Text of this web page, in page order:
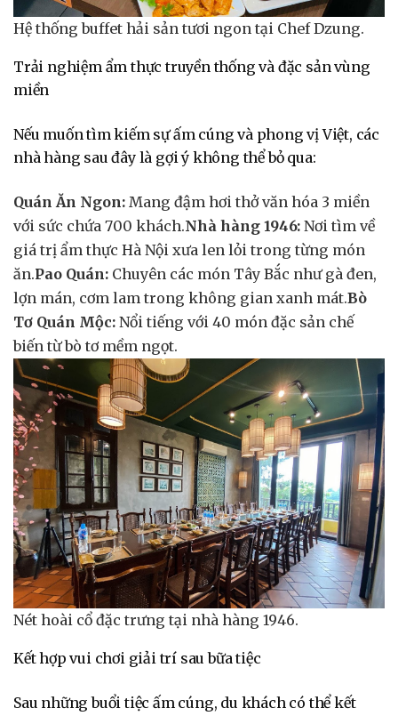
Hệ thống buffet hải sản tươi ngon tại Chef Dzung.
Trải nghiệm ẩm thực truyền thống và đặc sản vùng
miền
Nếu muốn tìm kiếm sự ấm cúng và phong vị Việt, các
nhà hàng sau đây là gợi ý không thể bỏ qua:
Quán Ăn Ngon: Mang đậm hơi thở văn hóa 3 miền
với sức chứa 700 khách.Nhà hàng 1946: Nơi tìm về
giá trị ẩm thực Hà Nội xưa len lỏi trong từng món
ăn.Pao Quán: Chuyên các món Tây Bắc như gà đen,
lợn mán, cơm lam trong không gian xanh mát.Bò
Tơ Quán Mộc: Nổi tiếng với 40 món đặc sản chế
biến từ bò tơ mềm ngọt.
Nét hoài cổ đặc trưng tại nhà hàng 1946.
Kết hợp vui chơi giải trí sau bữa tiệc
Sau những buổi tiệc ấm cúng, du khách có thể kết